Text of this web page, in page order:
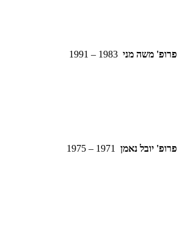
פרופ' משה מני
פרופ' יובל נאמן